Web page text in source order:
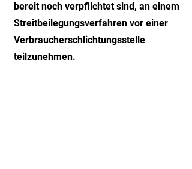
bereit noch verpflichtet sind, an einem
Streit­beilegungs­verfahren vor einer
Verbraucher­schlichtungsstelle
teilzunehmen.